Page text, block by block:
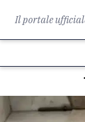
Il portale